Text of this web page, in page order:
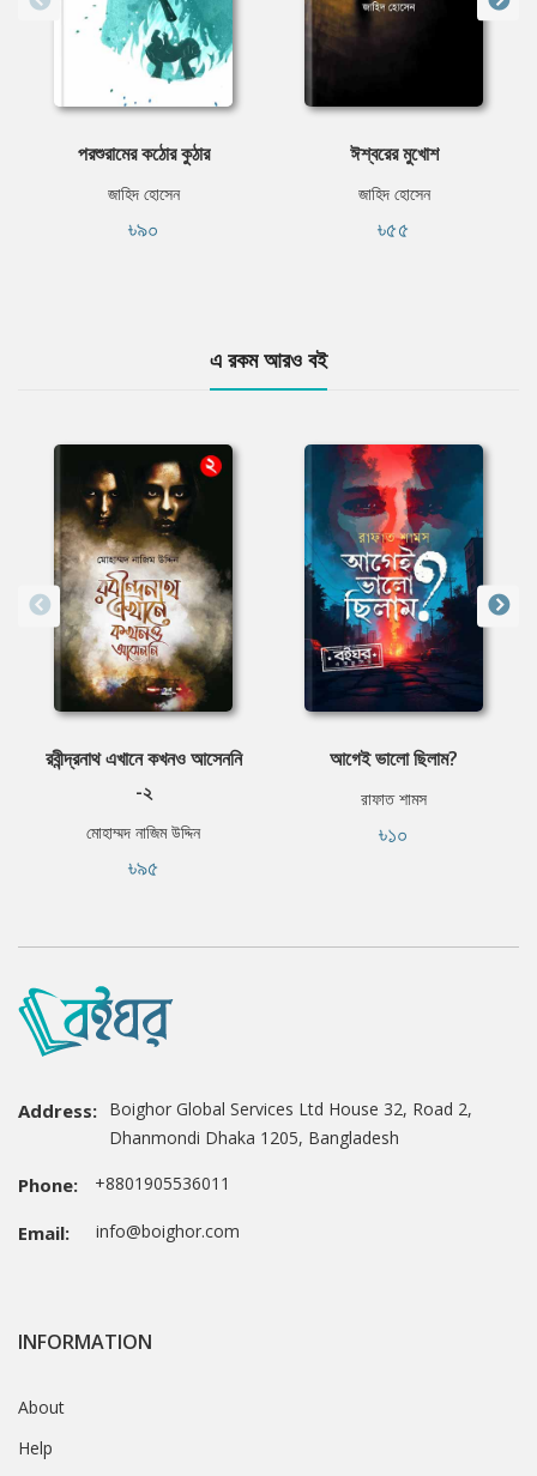
পরশুরামের কঠোর কুঠার
জাহিদ হোসেন
৳৯০
ঈশ্বরের মুখোশ
জাহিদ হোসেন
৳৫৫
এ রকম আরও বই
রবীন্দ্রনাথ এখানে কখনও আসেননি
-২
মোহাম্মদ নাজিম উদ্দিন
৳৯৫
আগেই ভালো ছিলাম?
রাফাত শামস
৳১০
Address: Boighor Global Services Ltd House 32, Road 2,
Dhanmondi Dhaka 1205, Bangladesh
Phone: +8801905536011
Email: info@boighor.com
INFORMATION
About
Help